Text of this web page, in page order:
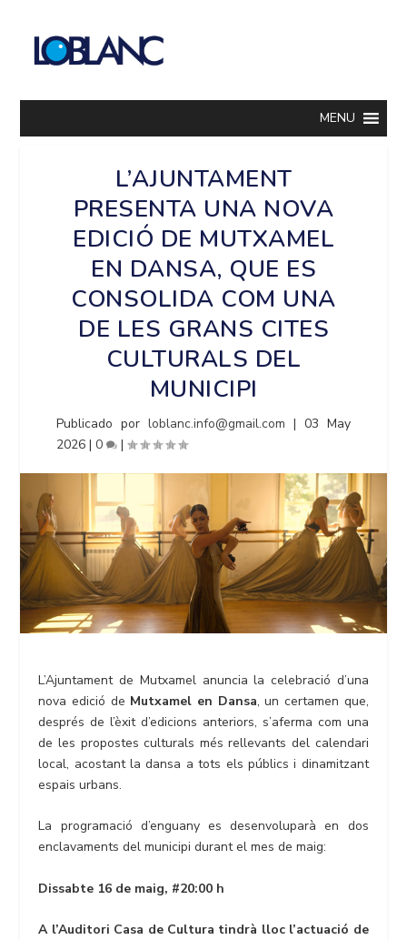
MENU
L’AJUNTAMENT
PRESENTA UNA NOVA
EDICIÓ DE MUTXAMEL
EN DANSA, QUE ES
CONSOLIDA COM UNA
DE LES GRANS CITES
CULTURALS DEL
MUNICIPI
Publicado porloblanc.info@gmail.com | 03 May
2026 |0 |
L’Ajuntament de Mutxamel anuncia la celebració d’una
nova edició de Mutxamel en Dansa, un certamen que,
després de l’èxit d’edicions anteriors, s’aferma com una
de les propostes culturals més rellevants del calendari
local, acostant la dansa a tots els públics i dinamitzant
espais urbans.
La programació d’enguany es desenvoluparà en dos
enclavaments del municipi durant el mes de maig:
Dissabte 16 de maig, #20:00 h
A l’Auditori Casa de Cultura tindrà lloc l’actuació de